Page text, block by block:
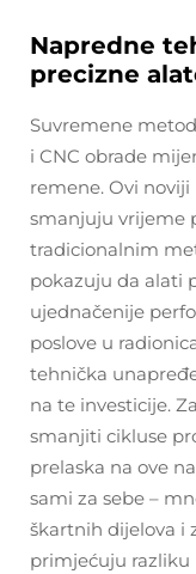
Napredne
precizne
Suvremene
i CNC obrade
remene. Ovi
smanjuju vrijeme
tradicionalnim
pokazuju da alati
ujednačenije
poslove u
tehnička
na te investicije.
smanjiti cikluse
prelaska na ove
sami za sebe –
škartnih dijelova i
primjećuju razliku